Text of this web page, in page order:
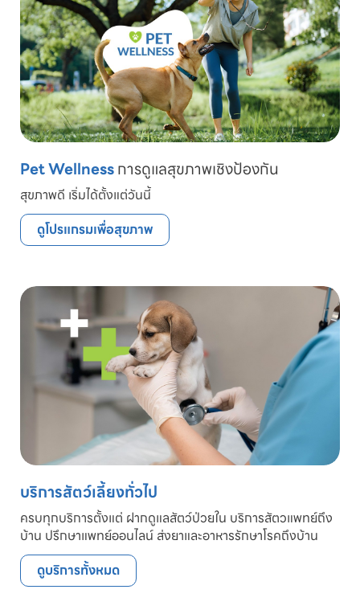
Pet Wellnessการดูแลสุขภาพเชิงป้องกัน
สุขภาพดี เริ่มได้ตั้งแต่วันนี้
ดูโปรแกรมเพื่อสุขภาพ
บริการสัตว์เลี้ยงทั่วไป
ครบทุกบริการตั้งแต่ ฝากดูแลสัตว์ป่วยใน บริการสัตวแพทย์ถึง
บ้าน ปรึกษาแพทย์ออนไลน์ ส่งยาและอาหารรักษาโรคถึงบ้าน
ดูบริการทั้งหมด